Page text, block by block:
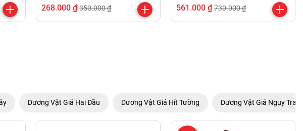
268.000 ₫ 350.000 ₫ 561.000 ₫ 730.000 ₫
Dương Vật Giả Hai Đầu Dương Vật Giả Hít Tường Dương Vật Giả Ngụy